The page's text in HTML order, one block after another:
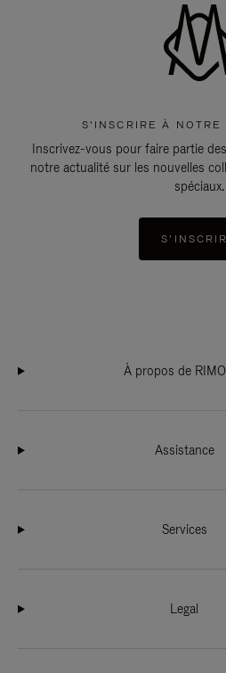
S'INSCRIRE À NOTRE
Inscrivez-vous pour faire partie
notre actualité sur les nouvelles
spéciaux.
À propos de
Assistance
Services
Legal